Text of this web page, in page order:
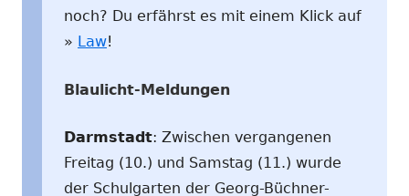
noch? Du erfährst es mit einem Klick auf
» Law!
Blaulicht-Meldungen
Darmstadt: Zwischen vergangenen
Freitag (10.) und Samstag (11.) wurde
der Schulgarten der Georg-Büchner-